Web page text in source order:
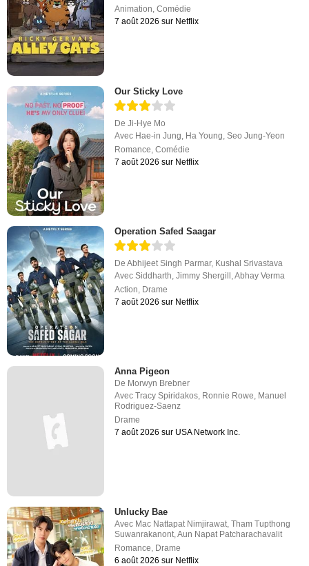
Animation,Comédie
7 août 2026 sur Netflix
Our Sticky Love
DeJi-Hye Mo
Avec Hae-in Jung Ha Young ,Seo Jung-Yeon
Romance ,Comédie
7 août 2026 sur Netflix
Operation Safed Saagar
DeAbhijeet Singh Parmar, Kushal Srivastava
AvecSiddharth,Jimmy Shergill ,Abhay Verma
Action, Drame
7 août 2026 sur Netflix
Anna Pigeon
De Morwyn Brebner
AvecTracy Spiridakos, Ronnie Rowe, Manuel
Rodriguez-Saenz
Drame
7 août 2026 sur USA Network Inc.
Unlucky Bae
Avec Mac Nattapat Nimjirawat ,Tham Tupthong
Suwanrakanont ,Aun Napat Patcharachavalit
Romance Drame
6 août 2026 sur Netflix